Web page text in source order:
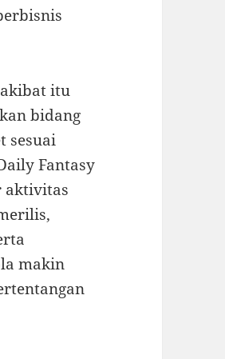
itu
bidang
sesuai
Fantasy
aktivitas
makin